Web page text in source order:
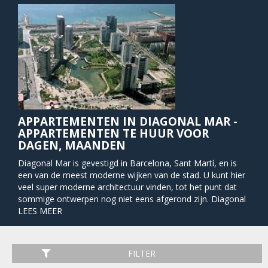
APPARTEMENTEN IN DIAGONAL MAR -
APPARTEMENTEN TE HUUR VOOR
DAGEN, MAANDEN
Diagonal Mar is gevestigd in Barcelona, Sant Martí, en is
een van de meest moderne wijken van de stad. U kunt hier
veel super moderne architectuur vinden, tot het punt dat
sommige ontwerpen nog niet eens afgerond zijn. Diagonal
Mar is vernoemd naar zijn ligging aan de Middellandse Zee,
Aangezien het gebied nieuw is, vindt u hier een
LEES MEER
FILTER